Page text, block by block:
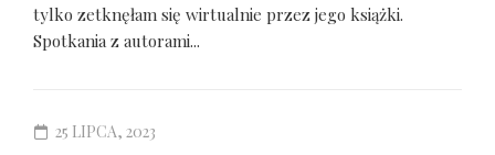
tylko zetknęłam się wirtualnie przez jego książki.
Spotkania z autorami...
25 LIPCA, 2023